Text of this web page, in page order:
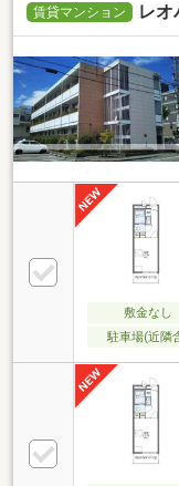
賃貸マンション レ
敷金なし
駐車場(近隣